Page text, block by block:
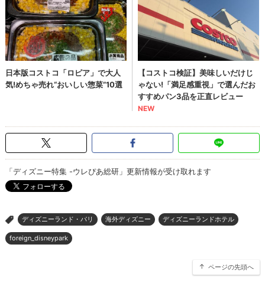
「ディズニー特集 -ウレぴあ総研」更新情報が受け取れます
> ディズニーランド・パリ 海外ディズニー ディズニーランドホテル
foreign_disneypark
ページの先頭へ